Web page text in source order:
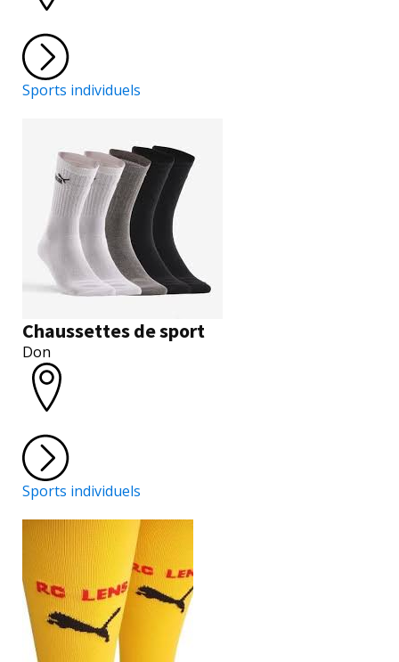
Sports individuels
Chaussettes de sport
Don
Sports individuels